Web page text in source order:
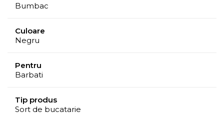
Bumbac
Culoare
Negru
Pentru
Barbati
Tip produs
Sort de bucatarie